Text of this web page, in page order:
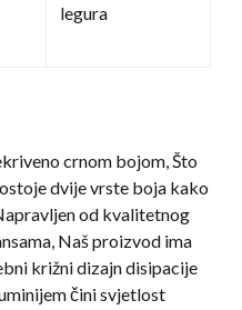
legura
crnom bojom, Što
dvije vrste boja kako
od kvalitetnog
Naš proizvod ima
križni dizajn disipacije
čini svjetlost